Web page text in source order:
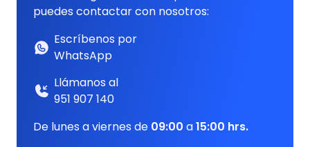
puedes contactar con nosotros:
Escríbenos por
WhatsApp
Llámanos al
951 907 140
De lunes a viernes de 09:00 a15:00 hrs.